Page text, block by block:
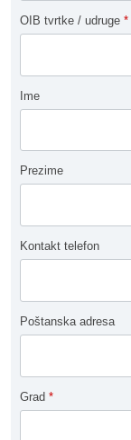
OIB tvrtke / udruge *
Ime
Prezime
Kontakt telefon
Poštanska adresa
Grad *